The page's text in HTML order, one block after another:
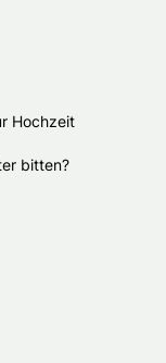
Hochzeit
bitten?